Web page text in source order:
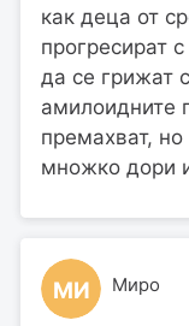
как деца от
прогресират
да се грижат
амилоидните
премахват,
множко дори
МИ Миро